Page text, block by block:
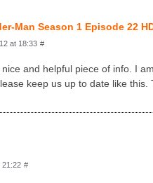
Man Season 1 Episode 22
at 18:33 #
nice and helpful piece of info. I
keep us up to date like this.
21:22 #